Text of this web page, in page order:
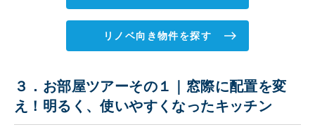
リノベ向き物件を探す
３．お部屋ツアーその１｜窓際に配置を変
え！明るく、使いやすくなったキッチン